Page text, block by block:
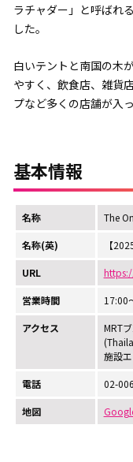
ラチャダー」と呼ばれ
した。
白いテントと南国の木
やすく、飲食店、雑貨
プなど多くの店舗が入っ
基本情報
名称 The
名称(英) 【
URL
営業時間 17:00
アクセス
MRT
施設
電話 02-
地図